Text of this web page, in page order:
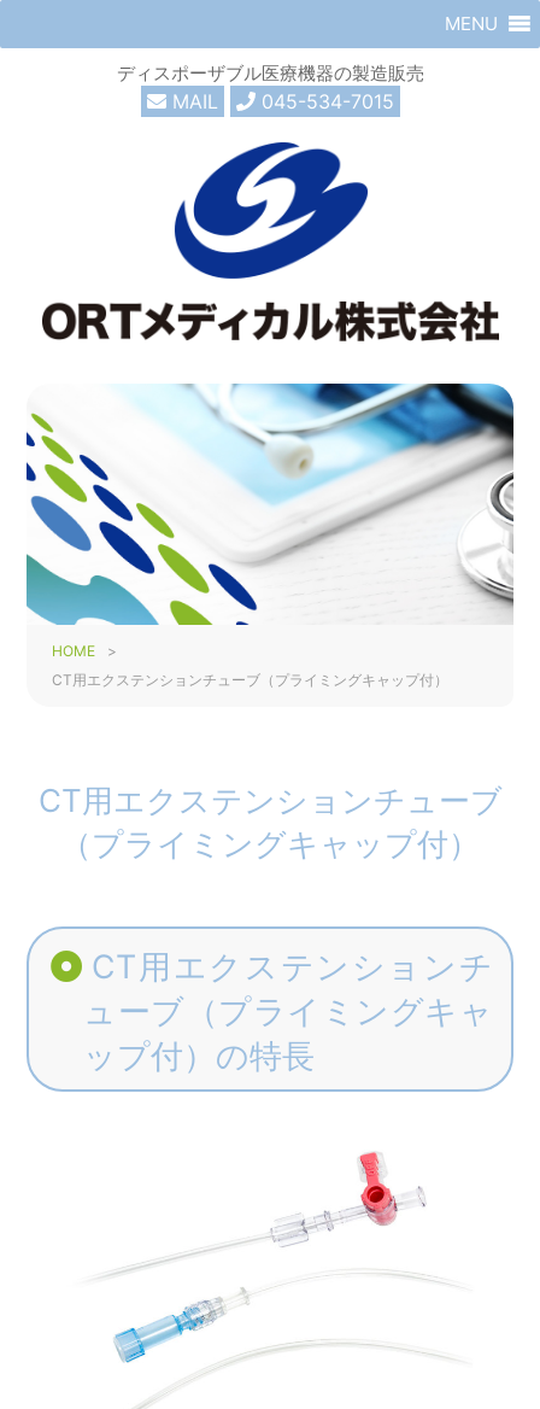
ディスポーザブル医療機器の製造販売
MAIL 045-534-7015
MENU
HOME
>
CT用エクステンションチューブ（プライミングキャップ付）
CT用エクステンションチューブ
（プライミングキャップ付）
CT用エクステンションチ
ューブ（プライミングキャ
ップ付）の特長